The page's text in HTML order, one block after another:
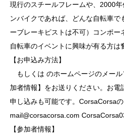
現行のスチールフレームや、2000
ンバイクであれば、どんな自転車で
ーブレーキピストは不可）コンポー
自転車のイベントに興味が有る方
【お申込み方法】
もしくは のホームページのメー
加者情報】をお送りください。お
申し込みも可能です。CorsaCorsa
mail@corsacorsa.com CorsaCorsa
【参加者情報】